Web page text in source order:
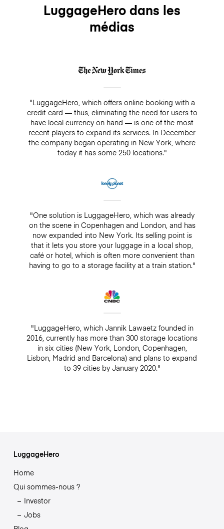
LuggageHero dans les
médias
"LuggageHero, which offers online booking with a
credit card — thus, eliminating the need for users to
have local currency on hand — is one of the most
recent players to expand its services. In December
the company began operating in New York, where
today it has some 250 locations."
"One solution is LuggageHero, which was already
on the scene in Copenhagen and London, and has
now expanded into New York. Its selling point is
that it lets you store your luggage in a local shop,
café or hotel, which is often more convenient than
having to go to a storage facility at a train station."
"LuggageHero, which Jannik Lawaetz founded in
2016, currently has more than 300 storage locations
in six cities (New York, London, Copenhagen,
Lisbon, Madrid and Barcelona) and plans to expand
to 39 cities by January 2020."
LuggageHero
Home
Qui sommes-nous ?
Investor
Jobs